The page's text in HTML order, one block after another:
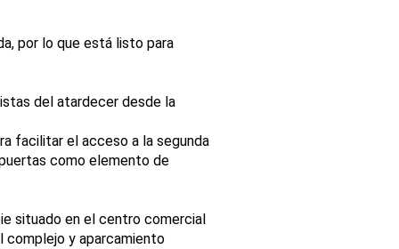
por lo que está listo para
del atardecer desde la
facilitar el acceso a la segunda
como elemento de
situado en el centro comercial
complejo y aparcamiento